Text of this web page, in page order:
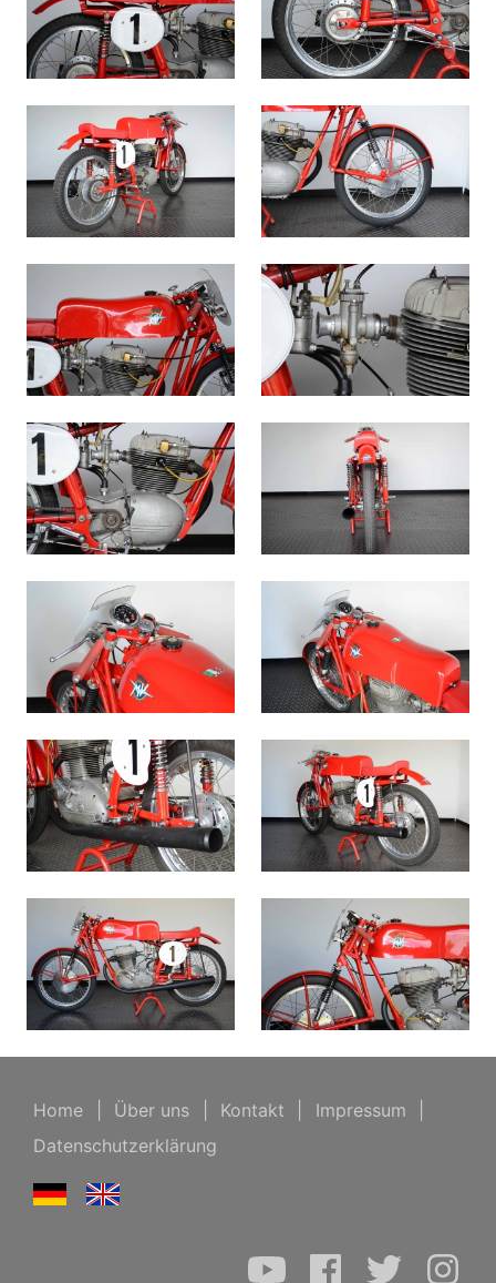
Home Über uns Kontakt Impressum
Datenschutzerklärung